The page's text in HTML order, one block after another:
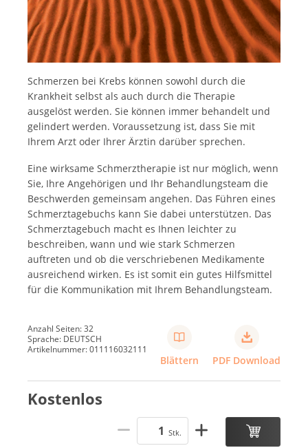
Schmerzen bei Krebs können sowohl durch die
Krankheit selbst als auch durch die Therapie
ausgelöst werden. Sie können immer behandelt und
gelindert werden. Voraussetzung ist, dass Sie mit
Ihrem Arzt oder Ihrer Ärztin darüber sprechen.
Eine wirksame Schmerztherapie ist nur möglich, wenn
Sie, Ihre Angehörigen und Ihr Behandlungsteam die
Beschwerden gemeinsam angehen. Das Führen eines
Schmerztagebuchs kann Sie dabei unterstützen. Das
Schmerztagebuch macht es Ihnen leichter zu
beschreiben, wann und wie stark Schmerzen
auftreten und ob die verschriebenen Medikamente
ausreichend wirken. Es ist somit ein gutes Hilfsmittel
für die Kommunikation mit Ihrem Behandlungsteam.
Anzahl Seiten: 32
Sprache: DEUTSCH
Artikelnummer: 011116032111
Blättern PDF Download
Kostenlos
Stk.